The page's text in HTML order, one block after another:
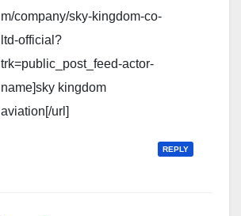
m/company/sky-kingdom-co-
ltd-official?
trk=public_post_feed-actor-
name]sky kingdom
aviation[/url]
REPLY